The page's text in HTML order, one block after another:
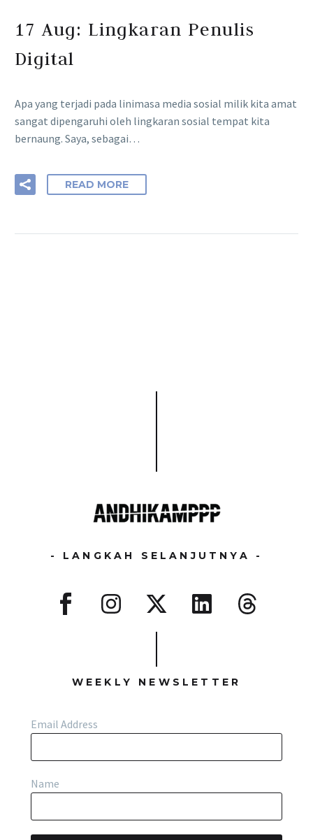
17 Aug: Lingkaran Penulis
Digital
Apa yang terjadi pada linimasa media sosial milik kita amat
sangat dipengaruhi oleh lingkaran sosial tempat kita
bernaung. Saya, sebagai…
READ MORE
- LANGKAH SELANJUTNYA -
WEEKLY NEWSLETTER
Email Address
Name